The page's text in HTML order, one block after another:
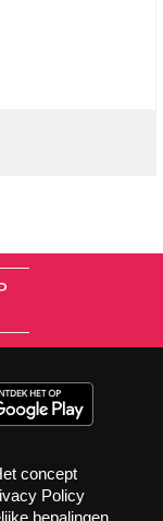
concept
Policy
bepalingen